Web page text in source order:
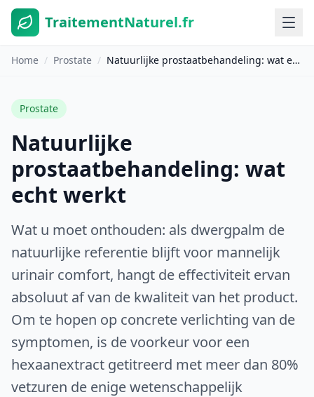
TraitementNaturel.fr
Home / Prostate / Natuurlijke prostaatbehandeling: wat echt werkt
Prostate
Natuurlijke
prostaatbehandeling: wat
echt werkt
Wat u moet onthouden: als dwergpalm de
natuurlijke referentie blijft voor mannelijk
urinair comfort, hangt de effectiviteit ervan
absoluut af van de kwaliteit van het product.
Om te hopen op concrete verlichting van de
symptomen, is de voorkeur voor een
hexaanextract getitreerd met meer dan 80%
vetzuren de enige wetenschappelijk